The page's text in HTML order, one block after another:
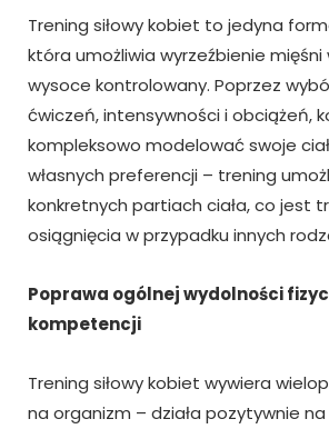
Trening siłowy kobiet to jedyna
która umożliwia wyrzeźbienie mięśni
wysoce kontrolowany. Poprzez
ćwiczeń, intensywności i obciążeń,
kompleksowo modelować swoje
własnych preferencji – trening
konkretnych partiach ciała, co jest
osiągnięcia w przypadku innych
Poprawa ogólnej wydolności
kompetencji
Trening siłowy kobiet wywiera
na organizm – działa pozytywnie na